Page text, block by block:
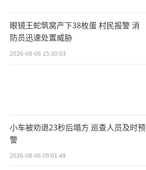
眼镜王蛇筑窝产下38枚蛋 村民报警 消
防员迅速处置威胁
2026-08-06 15:30:03
小车被劝退23秒后塌方 巡查人员及时预
警
2026-08-06 09:01:48